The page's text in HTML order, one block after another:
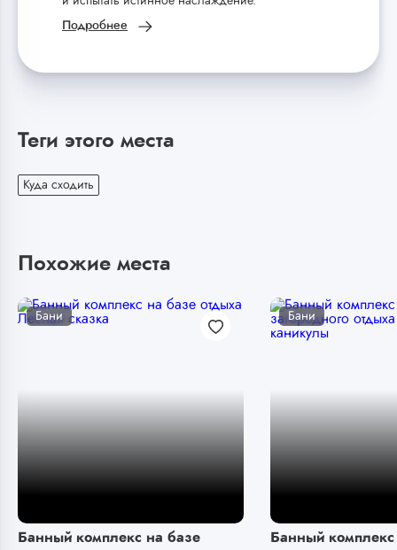
Подробнее
Теги этого места
Куда сходить
Похожие места
Бани
Банный комплекс на базе
Бани
Банный комплекс